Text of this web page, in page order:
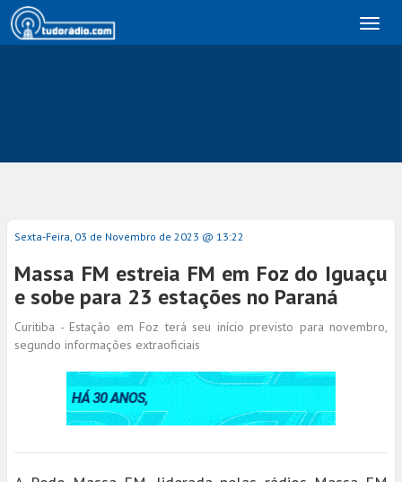
Sexta-Feira, 03 de Novembro de 2023 @ 13:22
Massa FM estreia FM em Foz do Iguaçu
e sobe para 23 estações no Paraná
Curitiba - Estação em Foz terá seu início previsto para novembro,
segundo informações extraoficiais